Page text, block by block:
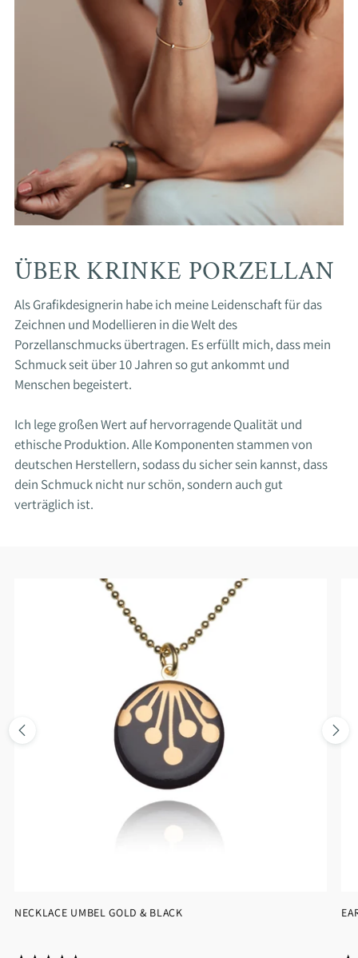
ÜBER KRINKE PORZELLAN
Als Grafikdesignerin habe ich meine Leidenschaft für das
Zeichnen und Modellieren in die Welt des
Porzellanschmucks übertragen. Es erfüllt mich, dass mein
Schmuck seit über 10 Jahren so gut ankommt und
Menschen begeistert.
Ich lege großen Wert auf hervorragende Qualität und
ethische Produktion. Alle Komponenten stammen von
deutschen Herstellern, sodass du sicher sein kannst, dass
dein Schmuck nicht nur schön, sondern auch gut
verträglich ist.
NECKLACE UMBEL GOLD & BLACK